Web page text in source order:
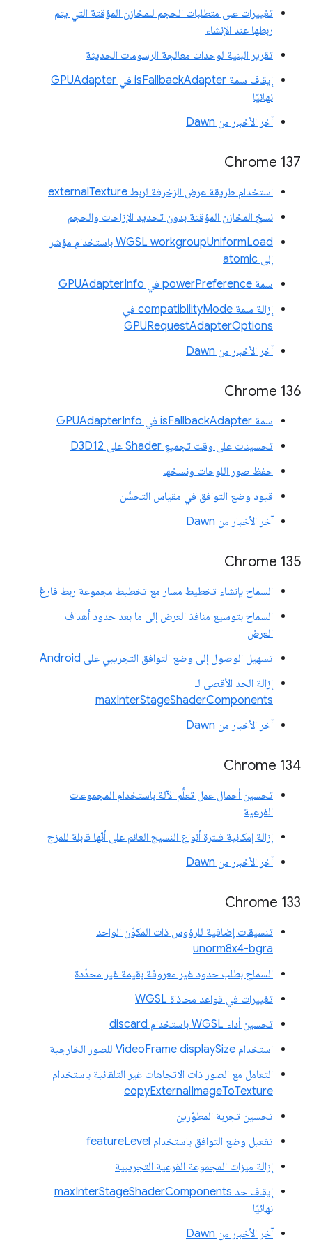
تغييرات على متطلبات الحجم للمخازن المؤقتة التي يتم
ربطها عند الإنشاء
تقرير البنية لوحدات معالجة الرسومات الحديثة
إيقاف سمة isFallbackAdapter في GPUAdapter
نهائيًا
آخر الأخبار من Dawn
‫Chrome 137
استخدام طريقة عرض الزخرفة لربط externalTexture
نسخ المخازن المؤقتة بدون تحديد الإزاحات والحجم
‫WGSL workgroupUniformLoad باستخدام مؤشر
إلى atomic
سمة powerPreference في GPUAdapterInfo
إزالة سمة compatibilityMode في
GPURequestAdapterOptions
آخر الأخبار من Dawn
Chrome 136
سمة isFallbackAdapter في GPUAdapterInfo
تحسينات على وقت تجميع Shader على D3D12
حفظ صور اللوحات ونسخها
قيود وضع التوافق في مقياس التحسُّن
آخر الأخبار من Dawn
Chrome 135
السماح بإنشاء تخطيط مسار مع تخطيط مجموعة ربط فارغ
السماح بتوسيع منافذ العرض إلى ما بعد حدود أهداف
العرض
تسهيل الوصول إلى وضع التوافق التجريبي على Android
إزالة الحد الأقصى لـ
maxInterStageShaderComponents
آخر الأخبار من Dawn
‫Chrome 134
تحسين أحمال عمل تعلُّم الآلة باستخدام المجموعات
الفرعية
إزالة إمكانية فلترة أنواع النسيج العائم على أنّها قابلة للمزج
آخر الأخبار من Dawn
‫Chrome 133
تنسيقات إضافية للرؤوس ذات المكوّن الواحد
unorm8x4-bgra
السماح بطلب حدود غير معروفة بقيمة غير محدّدة
تغييرات في قواعد محاذاة WGSL
تحسين أداء WGSL باستخدام discard
استخدام VideoFrame displaySize للصور الخارجية
التعامل مع الصور ذات الاتجاهات غير التلقائية باستخدام
copyExternalImageToTexture
تحسين تجربة المطوّرين
تفعيل وضع التوافق باستخدام featureLevel
إزالة ميزات المجموعة الفرعية التجريبية
إيقاف حد maxInterStageShaderComponents
نهائيًا
آخر الأخبار من Dawn